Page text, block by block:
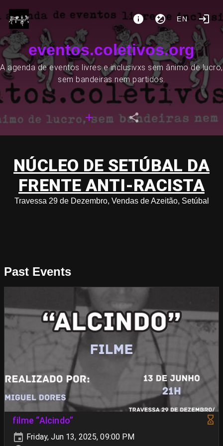
EN
eventos.coletivos.org
A agenda de eventos livres e inclusivxs sem ânimo de lucro,
sem bandeiras nem partidos.
NÚCLEO DE SETÚBAL DA
FRENTE ANTI-RACISTA
Travessa 29 de Dezembro, Vendas de Azeitão, Setúbal
Past Events
filme “Alcindo”
Friday, Jun 13, 2025, 09:00 PM